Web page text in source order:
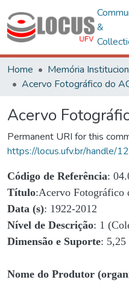
&
Home
Memória
Acervo
Permanent URI for this
https://locus.ufv.br/handle/
Código de Referência:
Título:Acervo
Data (s): 1922-2012
Nível de Descrição: 1
Dimensão e Suporte: 5,25
Nome do Produtor